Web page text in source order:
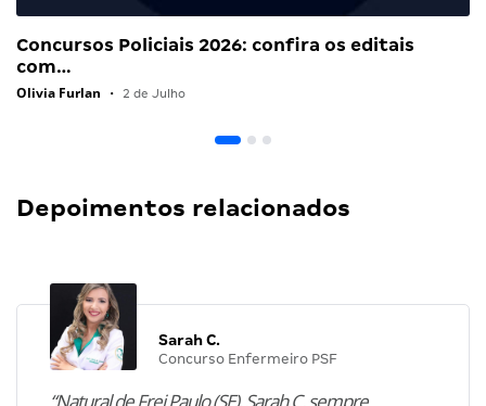
Concursos Policiais 2026: confira os editais
com…
Olivia Furlan • 2 de Julho
Depoimentos relacionados
Sarah C.
Concurso Enfermeiro PSF